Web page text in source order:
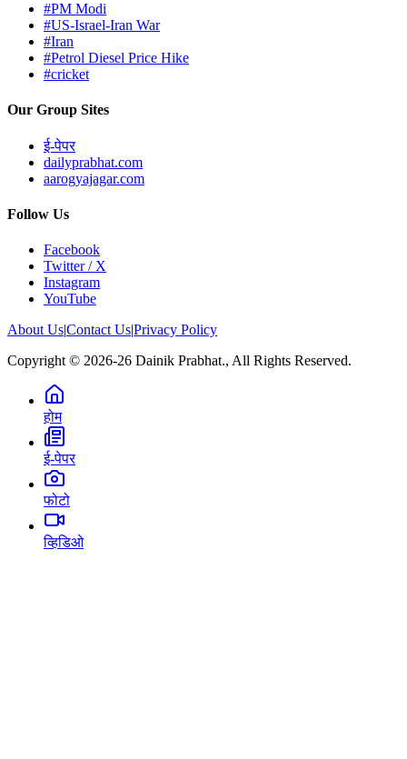
#PM Modi
#US-Israel-Iran War
#Iran
#Petrol Diesel Price Hike
#cricket
Our Group Sites
ई-पेपर
dailyprabhat.com
aarogyajagar.com
Follow Us
Facebook
Twitter / X
Instagram
YouTube
About Us|Contact Us|Privacy Policy
Copyright © 2026-26 Dainik Prabhat., All Rights Reserved.
होम
ई-पेपर
फोटो
व्हिडिओ